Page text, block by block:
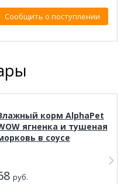
Сообщить о поступлении
корм AlphaPet
ягненка и тушеная
в соусе
руб.